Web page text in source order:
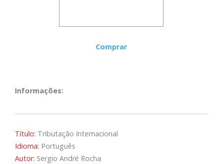
Comprar
Informações:
Título: Tributação Internacional
Idioma: Português
Autor: Sergio André Rocha